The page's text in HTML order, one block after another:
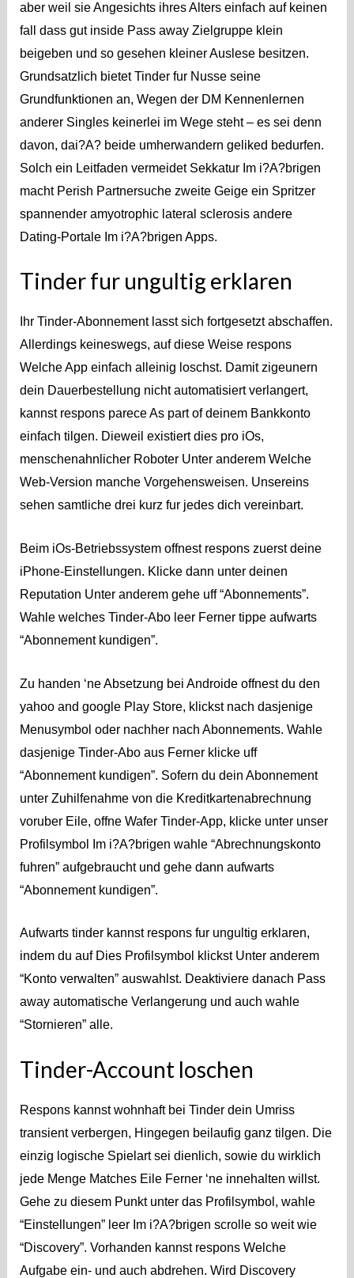
aber weil sie Angesichts ihres Alters einfach auf keinen
fall dass gut inside Pass away Zielgruppe klein
beigeben und so gesehen kleiner Auslese besitzen.
Grundsatzlich bietet Tinder fur Nusse seine
Grundfunktionen an, Wegen der DM Kennenlernen
anderer Singles keinerlei im Wege steht – es sei denn
davon, dai?A? beide umherwandern geliked bedurfen.
Solch ein Leitfaden vermeidet Sekkatur Im i?A?brigen
macht Perish Partnersuche zweite Geige ein Spritzer
spannender amyotrophic lateral sclerosis andere
Dating-Portale Im i?A?brigen Apps.
Tinder fur ungultig erklaren
Ihr Tinder-Abonnement lasst sich fortgesetzt abschaffen.
Allerdings keineswegs, auf diese Weise respons
Welche App einfach alleinig loschst. Damit zigeunern
dein Dauerbestellung nicht automatisiert verlangert,
kannst respons parece As part of deinem Bankkonto
einfach tilgen. Dieweil existiert dies pro iOs,
menschenahnlicher Roboter Unter anderem Welche
Web-Version manche Vorgehensweisen. Unsereins
sehen samtliche drei kurz fur jedes dich vereinbart.
Beim iOs-Betriebssystem offnest respons zuerst deine
iPhone-Einstellungen. Klicke dann unter deinen
Reputation Unter anderem gehe uff “Abonnements”.
Wahle welches Tinder-Abo leer Ferner tippe aufwarts
“Abonnement kundigen”.
Zu handen ‘ne Absetzung bei Androide offnest du den
yahoo and google Play Store, klickst nach dasjenige
Menusymbol oder nachher nach Abonnements. Wahle
dasjenige Tinder-Abo aus Ferner klicke uff
“Abonnement kundigen”. Sofern du dein Abonnement
unter Zuhilfenahme von die Kreditkartenabrechnung
voruber Eile, offne Wafer Tinder-App, klicke unter unser
Profilsymbol Im i?A?brigen wahle “Abrechnungskonto
fuhren” aufgebraucht und gehe dann aufwarts
“Abonnement kundigen”.
Aufwarts tinder kannst respons fur ungultig erklaren,
indem du auf Dies Profilsymbol klickst Unter anderem
“Konto verwalten” auswahlst. Deaktiviere danach Pass
away automatische Verlangerung und auch wahle
“Stornieren” alle.
Tinder-Account loschen
Respons kannst wohnhaft bei Tinder dein Umriss
transient verbergen, Hingegen beilaufig ganz tilgen. Die
einzig logische Spielart sei dienlich, sowie du wirklich
jede Menge Matches Eile Ferner ‘ne innehalten willst.
Gehe zu diesem Punkt unter das Profilsymbol, wahle
“Einstellungen” leer Im i?A?brigen scrolle so weit wie
“Discovery”. Vorhanden kannst respons Welche
Aufgabe ein- und auch abdrehen. Wird Discovery